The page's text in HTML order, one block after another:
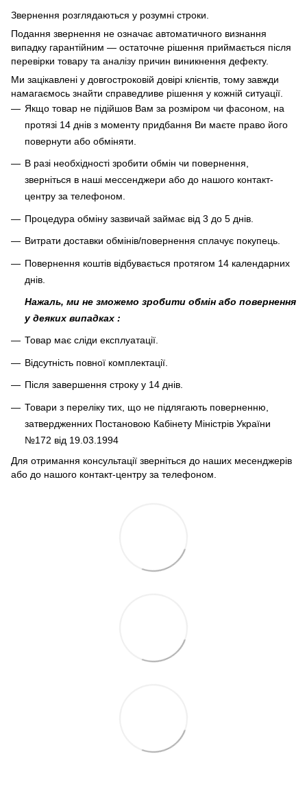
Звернення розглядаються у розумні строки.
Подання звернення не означає автоматичного визнання
випадку гарантійним — остаточне рішення приймається після
перевірки товару та аналізу причин виникнення дефекту.
Ми зацікавлені у довгостроковій довірі клієнтів, тому завжди
намагаємось знайти справедливе рішення у кожній ситуації.
Якщо товар не підійшов Вам за розміром чи фасоном, на
протязі 14 днів з моменту придбання Ви маєте право його
повернути або обміняти.
В разі необхідності зробити обмін чи повернення,
зверніться в наші мессенджери або до нашого контакт-
центру за телефоном.
Процедура обміну зазвичай займає від 3 до 5 днів.
Витрати доставки обмінів/повернення сплачує покупець
Повернення коштів відбувається протягом 14 календарних
днів.
Нажаль, ми не зможемо зробити обмін або повернення
у деяких випадках :
Товар має сліди експлуатації.
Відсутність повної комплектації.
Після завершення строку у 14 днів.
Товари з переліку тих, що не підлягають поверненню,
затвердженних Постановою Кабінету Міністрів України
№172 від 19.03.1994
Для отримання консультації зверніться до наших месенджерів
або до нашого контакт-центру за телефоном.